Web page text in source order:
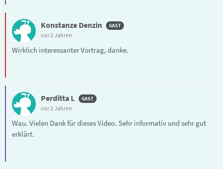
Konstanze Denzin
vor 2 Jahren
Wirklich interessanter Vortrag, danke.
Perditta L
vor 2 Jahren
Wau. Vielen Dank für dieses Video. Sehr informativ und sehr gut
erklärt.